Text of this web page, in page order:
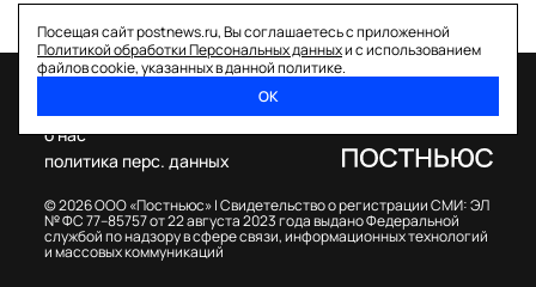
Посещая сайт postnews.ru, Вы соглашаетесь с приложенной
Политикой обработки Персональных данныхи с использованием
файлов cookie, указанных в данной политике.
ОК
© 2026 ООО «Постньюс» |Свидетельство о регистрации СМИ: ЭЛ
№ ФС 77–85757 от 22 августа 2023 года выдано Федеральной
службой по надзору в сфере связи, информационных технологий
и массовых коммуникаций
о нас
политика перс. данных